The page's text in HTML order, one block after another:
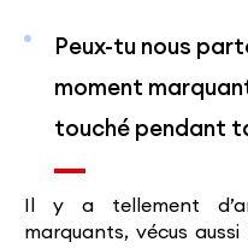
Peux-tu nous
moment
touché pendant
Il y a tellement
marquants, vécus